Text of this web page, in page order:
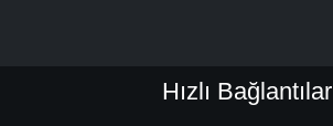
Hızlı Bağlantılar